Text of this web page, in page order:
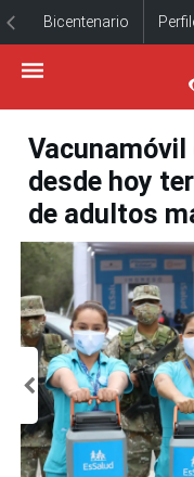
Bicentenario
Vacunamóvil
desde hoy
de adultos